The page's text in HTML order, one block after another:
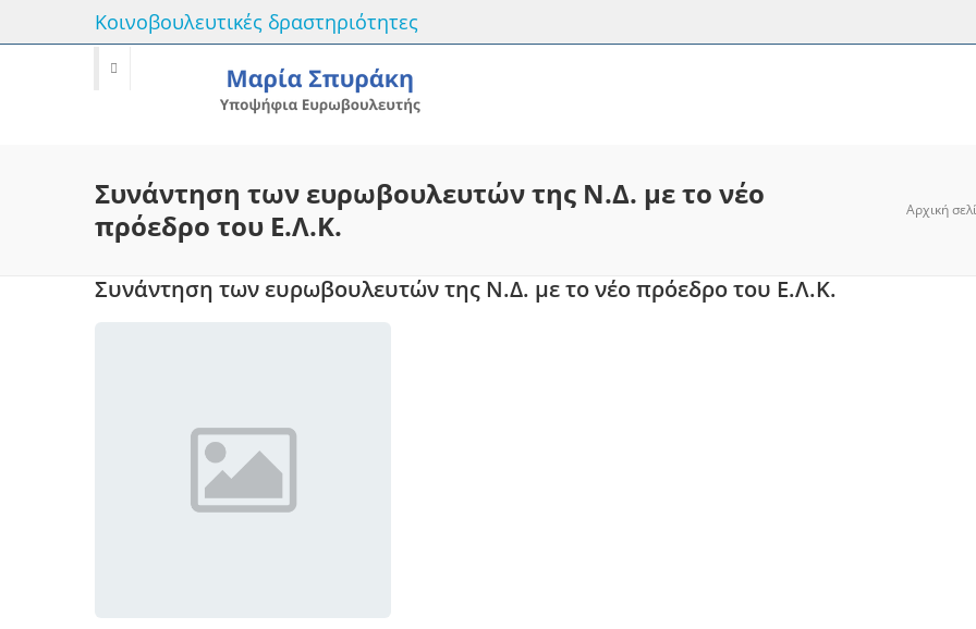
Κοινοβουλευτικές δραστηριότητες
Συνάντηση των ευρωβουλευτών της Ν.Δ. με το νέο
πρόεδρο του Ε.Λ.Κ.
Αρχική
Συνάντηση των ευρωβουλευτών της Ν.Δ. με το νέο πρόεδρο του Ε.Λ.Κ.